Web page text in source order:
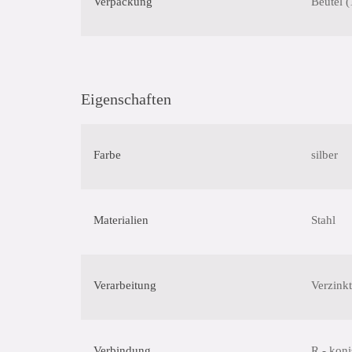
Eigenschaften
Farbe silber
Materialien Stahl
Verarbeitung Verzinkt